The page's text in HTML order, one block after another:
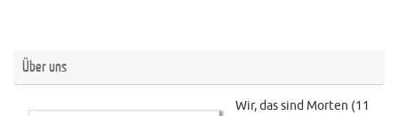
Über uns
Wir, das sind Morten (11